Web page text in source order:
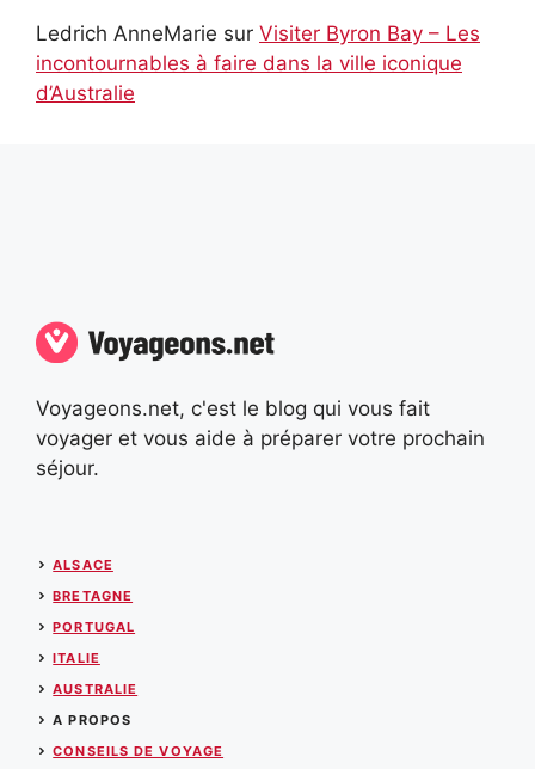
Ledrich AnneMarie sur Visiter Byron Bay – Les
incontournables à faire dans la ville iconique
d’Australie
Voyageons.net, c'est le blog qui vous fait
voyager et vous aide à préparer votre prochain
séjour.
ALSACE
BRETAGNE
PORTUGAL
ITALIE
AUSTRALIE
A PROPOS
CONSEILS DE VOYAGE